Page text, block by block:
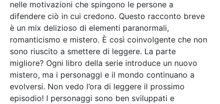
nelle motivazioni che spingono le persone a
difendere ciò in cui credono. Questo racconto breve
è un mix delizioso di elementi paranormali,
romanticismo e mistero. È così coinvolgente che non
sono riuscito a smettere di leggere. La parte
migliore? Ogni libro della serie introduce un nuovo
mistero, ma i personaggi e il mondo continuano a
evolversi. Non vedo l’ora di leggere il prossimo
episodio! I personaggi sono ben sviluppati e